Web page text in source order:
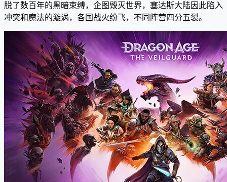
脱了数百年的黑暗束缚，企图毁灭世界，塞达斯大陆因此陷入
冲突和魔法的漩涡，各国战火纷飞，不同阵营四分五裂。